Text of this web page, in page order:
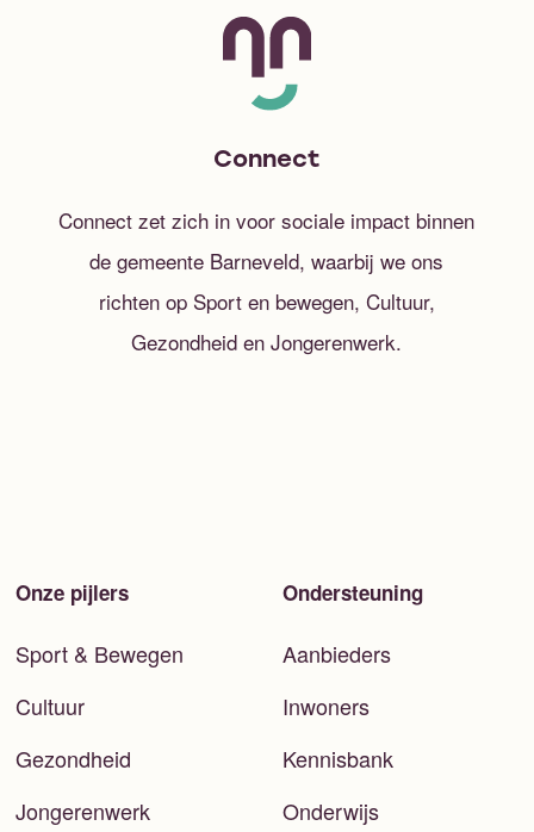
Connect
Connect zet zich in voor sociale impact binnen
de gemeente Barneveld, waarbij we ons
richten op Sport en bewegen, Cultuur,
Gezondheid en Jongerenwerk.
Onze pijlers
Sport & Bewegen
Cultuur
Gezondheid
Jongerenwerk
Ondersteuning
Aanbieders
Inwoners
Kennisbank
Onderwijs